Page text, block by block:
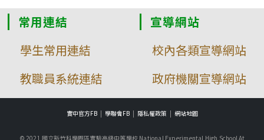
常用連結
學生常用連結
教職員系統連結
宣導網站
校內各類宣導網站
政府機關宣導網站
實中官方FB 學聯會FB 隱私權政策 網站地圖
© 2021 國立新竹科學園區實驗高級中等學校 National Experimental High School At